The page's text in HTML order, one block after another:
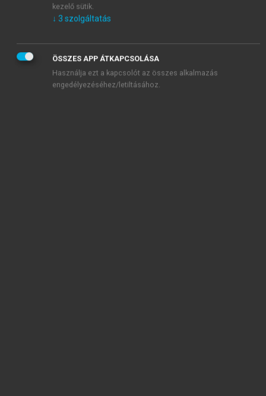
Az adóskonszolidációból származó feladatok
és szellemi erőket kötött le az adóskonszolidáció
végrehajtása (5.8.1.). Ez is vagyonkezelés,
reorganizációs és feljavító elemekkel megtűzdelve.
Az 1992-ben megkezdett program alapgondolata az
kezelő sütik.
↓ 3 szolgáltatás
ÖSSZES APP ÁTKAPCSOLÁSA
Használja ezt a kapcsolót az összes alkalmazás
engedélyezéséhez/letiltásához.